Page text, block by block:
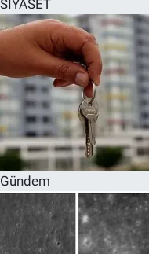
SİYASET
Gündem
SPOR
RESMİ İLANLAR